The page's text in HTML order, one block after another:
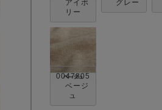
アイボ
リー
グレー
0047805
ベージ
ュ